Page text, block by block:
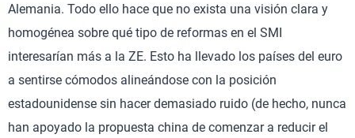
Alemania. Todo ello hace que no exista una visión clara y
homogénea sobre qué tipo de reformas en el SMI
interesarían más a la ZE. Esto ha llevado los países del euro
a sentirse cómodos alineándose con la posición
estadounidense sin hacer demasiado ruido (de hecho, nunca
han apoyado la propuesta china de comenzar a reducir el